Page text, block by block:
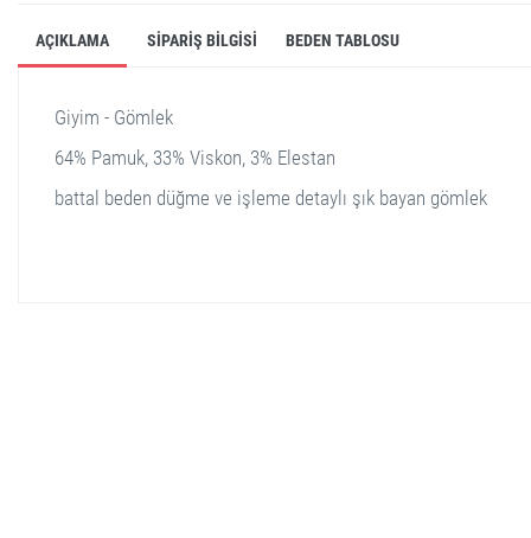
AÇIKLAMA SIPARIŞ BILGISI BEDEN TABLOSU
Giyim - Gömlek
64% Pamuk, 33% Viskon, 3% Elestan
battal beden düğme ve işleme detaylı şık bayan gömlek